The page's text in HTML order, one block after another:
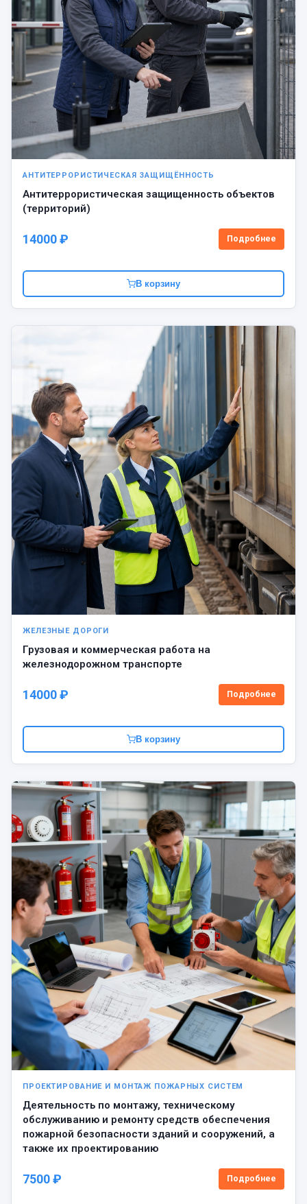
АНТИТЕРРОРИСТИЧЕСКАЯ ЗАЩИЩЁННОСТЬ
Антитеррористическая защищенность объектов
(территорий)
14000 ₽ Подробнее
В корзину
ЖЕЛЕЗНЫЕ ДОРОГИ
Грузовая и коммерческая работа на
железнодорожном транспорте
14000 ₽ Подробнее
В корзину
ПРОЕКТИРОВАНИЕ И МОНТАЖ ПОЖАРНЫХ СИСТЕМ
Деятельность по монтажу, техническому
обслуживанию и ремонту средств обеспечения
пожарной безопасности зданий и сооружений, а
также их проектированию
7500 ₽ Подробнее